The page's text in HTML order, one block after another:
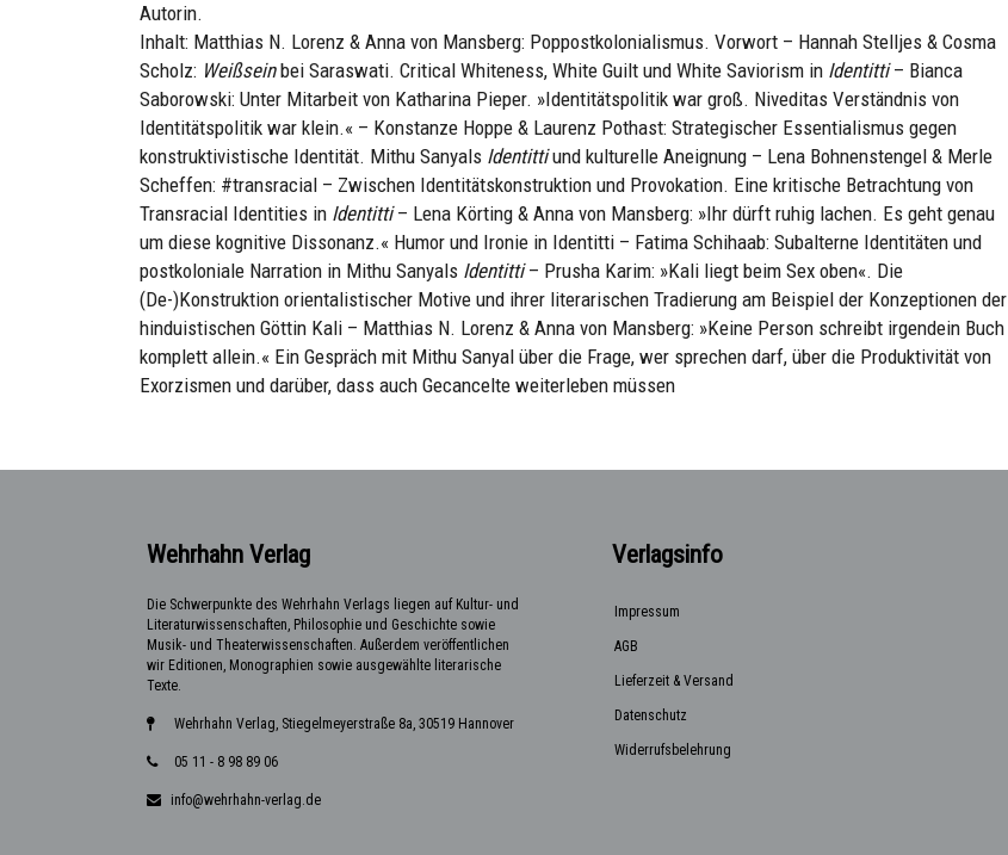
Autorin.
Inhalt: Matthias N. Lorenz & Anna von Mansberg: Poppostkolonialismus. Vorwort – Hannah Stelljes & Cosma
Scholz: Weißseinbei Saraswati. Critical Whiteness, White Guilt und White Saviorism in Identitti– Bianca
Saborowski: Unter Mitarbeit von Katharina Pieper. »Identitätspolitik war groß. Niveditas Verständnis von
Identitätspolitik war klein.« – Konstanze Hoppe & Laurenz Pothast: Strategischer Essentialismus gegen
konstruktivistische Identität. Mithu Sanyals Identittiund kulturelle Aneignung – Lena Bohnenstengel & Merle
Scheffen: #transracial – Zwischen Identitätskonstruktion und Provokation. Eine kritische Betrachtung von
Transracial Identities in Identitti– Lena Körting & Anna von Mansberg: »Ihr dürft ruhig lachen. Es geht genau
um diese kognitive Dissonanz.« Humor und Ironie in Identitti – Fatima Schihaab: Subalterne Identitäten und
postkoloniale Narration in Mithu Sanyals Identitti– Prusha Karim: »Kali liegt beim Sex oben«. Die
(De-)Konstruktion orientalistischer Motive und ihrer literarischen Tradierung am Beispiel der Konzeptionen der
hinduistischen Göttin Kali – Matthias N. Lorenz & Anna von Mansberg: »Keine Person schreibt irgendein Buch
komplett allein.« Ein Gespräch mit Mithu Sanyal über die Frage, wer sprechen darf, über die Produktivität von
Exorzismen und darüber, dass auch Gecancelte weiterleben müssen
Wehrhahn Verlag
Die Schwerpunkte des Wehrhahn Verlags liegen auf Kultur- und
Literaturwissenschaften, Philosophie und Geschichte sowie
Musik- und Theaterwissenschaften. Außerdem veröffentlichen
wir Editionen, Monographien sowie ausgewählte literarische
Texte.
Wehrhahn Verlag, Stiegelmeyerstraße 8a, 30519 Hannover
05 11 - 8 98 89 06
info@wehrhahn-verlag.de
Verlagsinfo
Impressum
AGB
Lieferzeit & Versand
Datenschutz
Widerrufsbelehrung